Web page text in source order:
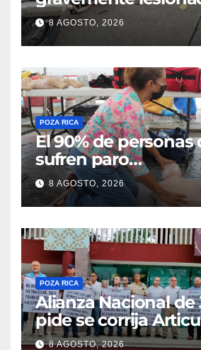
choque en la
Flores Magón
8 AGOSTO, 2026
POZA RICA
El 90% de personas
sufren paro
cardiorrespiratorio
8 AGOSTO, 2026
POZA RICA
Alianza Nacional de
pide se corrija
8 AGOSTO, 2026